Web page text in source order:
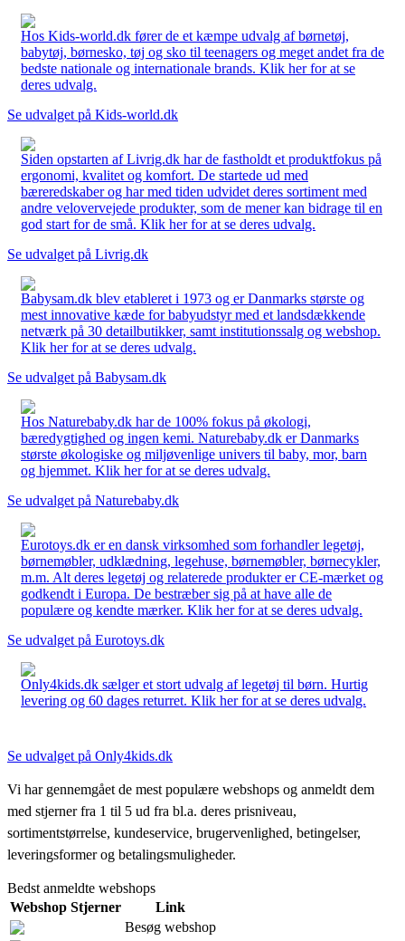
Hos Kids-world.dk fører de et kæmpe udvalg af børnetøj,
babytøj, børnesko, tøj og sko til teenagers og meget andet fra de
bedste nationale og internationale brands. Klik her for at se
deres udvalg.
Se udvalget på Kids-world.dk
Siden opstarten af Livrig.dk har de fastholdt et produktfokus på
ergonomi, kvalitet og komfort. De startede ud med
bæreredskaber og har med tiden udvidet deres sortiment med
andre velovervejede produkter, som de mener kan bidrage til en
god start for de små. Klik her for at se deres udvalg.
Se udvalget på Livrig.dk
Babysam.dk blev etableret i 1973 og er Danmarks største og
mest innovative kæde for babyudstyr med et landsdækkende
netværk på 30 detailbutikker, samt institutionssalg og webshop.
Klik her for at se deres udvalg.
Se udvalget på Babysam.dk
Hos Naturebaby.dk har de 100% fokus på økologi,
bæredygtighed og ingen kemi. Naturebaby.dk er Danmarks
største økologiske og miljøvenlige univers til baby, mor, barn
og hjemmet. Klik her for at se deres udvalg.
Se udvalget på Naturebaby.dk
Eurotoys.dk er en dansk virksomhed som forhandler legetøj,
børnemøbler, udklædning, legehuse, børnemøbler, børnecykler,
m.m. Alt deres legetøj og relaterede produkter er CE-mærket og
godkendt i Europa. De bestræber sig på at have alle de
populære og kendte mærker. Klik her for at se deres udvalg.
Se udvalget på Eurotoys.dk
Only4kids.dk sælger et stort udvalg af legetøj til børn. Hurtig
levering og 60 dages returret. Klik her for at se deres udvalg.
Se udvalget på Only4kids.dk
Vi har gennemgået de mest populære webshops og anmeldt dem
med stjerner fra 1 til 5 ud fra bl.a. deres prisniveau,
sortimentstørrelse, kundeservice, brugervenlighed, betingelser,
leveringsformer og betalingsmuligheder.
Bedst anmeldte webshops
Webshop Stjerner
Link
Besøg webshop